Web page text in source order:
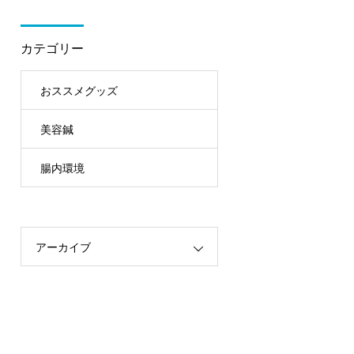
カテゴリー
おススメグッズ
美容鍼
腸内環境
アーカイブ